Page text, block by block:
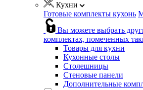
Кухни
Готовые комплекты кухонь
Вы можете выбрать
комплектах, помеченных
Товары для кухни
Кухонные столы
Столешницы
Стеновые панели
Дополнительные